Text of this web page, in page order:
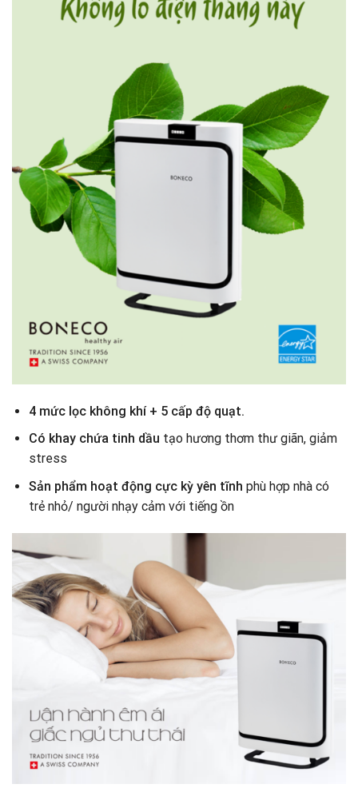
4 mức lọc không khí + 5 cấp độ quạt.
Có khay chứa tinh dầu tạo hương thơm thư giãn, giảm
stress
Sản phẩm hoạt động cực kỳ yên tĩnh phù hợp nhà có
trẻ nhỏ/ người nhạy cảm với tiếng ồn